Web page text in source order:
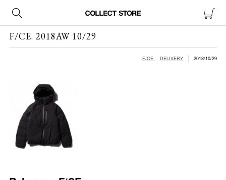
F/CE. 2018AW 10/29
F/CE. DELIVERY 2018/10/29